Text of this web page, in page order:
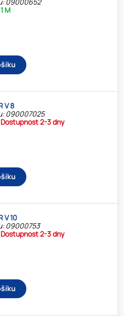
1 M
V 8
090007025
Dostupnost 2-3 dny
V 10
09000753
Dostupnost 2-3 dny